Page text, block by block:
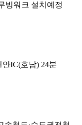
빙워크 설치예정
안IC(호남) 24분